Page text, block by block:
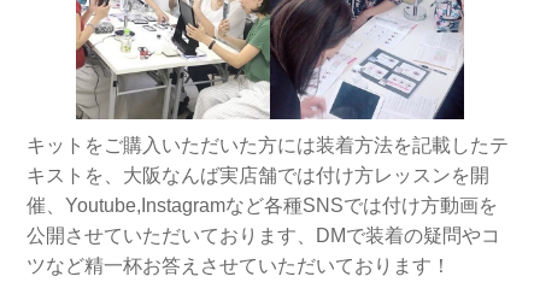
キットをご購入いただいた方には装着方法を記載したテ
キストを、大阪なんば実店舗では付け方レッスンを開
催、Youtube,Instagramなど各種SNSでは付け方動画を
公開させていただいております、DMで装着の疑問やコ
ツなど精一杯お答えさせていただいております！